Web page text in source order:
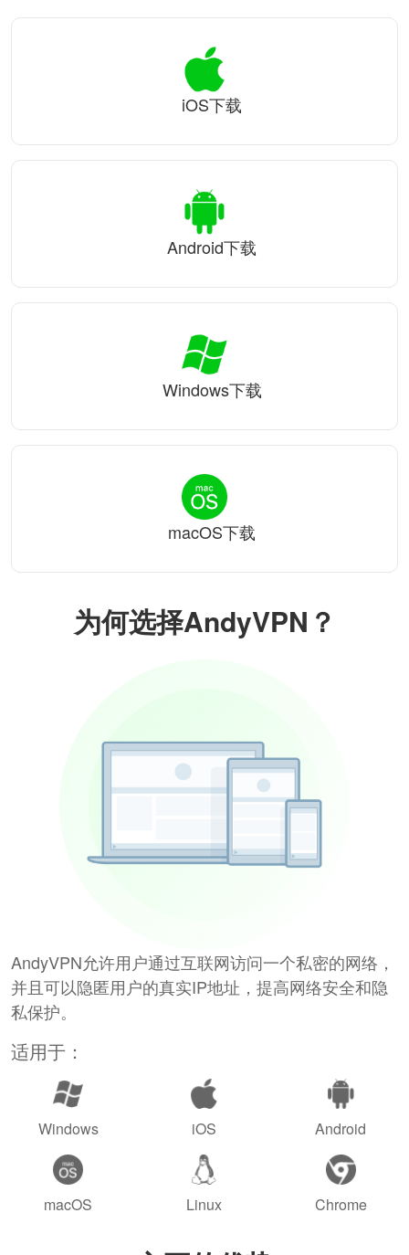
为何选择AndyVPN？
AndyVPN允许用户通过互联网访问一个私密的网络，
并且可以隐匿用户的真实IP地址，提高网络安全和隐
私保护。
适用于：
Windows iOS Android
macOS Linux Chrome
iOS下载
Android下载
Windows下载
macOS下载